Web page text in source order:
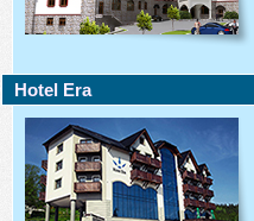
Hotel Era